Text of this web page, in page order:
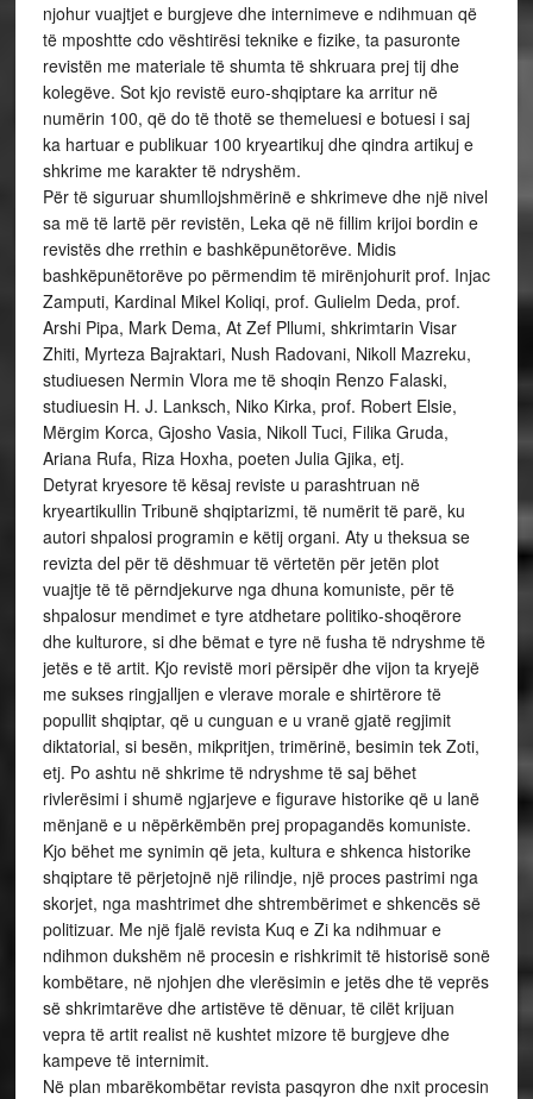
njohur vuajtjet e burgjeve dhe internimeve e ndihmuan që
të mposhtte cdo vështirësi teknike e fizike, ta pasuronte
revistën me materiale të shumta të shkruara prej tij dhe
kolegëve. Sot kjo revistë euro-shqiptare ka arritur në
numërin 100, që do të thotë se themeluesi e botuesi i saj
ka hartuar e publikuar 100 kryeartikuj dhe qindra artikuj e
shkrime me karakter të ndryshëm.
Për të siguruar shumllojshmërinë e shkrimeve dhe një nivel
sa më të lartë për revistën, Leka që në fillim krijoi bordin e
revistës dhe rrethin e bashkëpunëtorëve. Midis
bashkëpunëtorëve po përmendim të mirënjohurit prof. Injac
Zamputi, Kardinal Mikel Koliqi, prof. Gulielm Deda, prof.
Arshi Pipa, Mark Dema, At Zef Pllumi, shkrimtarin Visar
Zhiti, Myrteza Bajraktari, Nush Radovani, Nikoll Mazreku,
studiuesen Nermin Vlora me të shoqin Renzo Falaski,
studiuesin H. J. Lanksch, Niko Kirka, prof. Robert Elsie,
Mërgim Korca, Gjosho Vasia, Nikoll Tuci, Filika Gruda,
Ariana Rufa, Riza Hoxha, poeten Julia Gjika, etj.
Detyrat kryesore të kësaj reviste u parashtruan në
kryeartikullin Tribunë shqiptarizmi, të numërit të parë, ku
autori shpalosi programin e këtij organi. Aty u theksua se
revizta del për të dëshmuar të vërtetën për jetën plot
vuajtje të të përndjekurve nga dhuna komuniste, për të
shpalosur mendimet e tyre atdhetare politiko-shoqërore
dhe kulturore, si dhe bëmat e tyre në fusha të ndryshme të
jetës e të artit. Kjo revistë mori përsipër dhe vijon ta kryejë
me sukses ringjalljen e vlerave morale e shirtërore të
popullit shqiptar, që u cunguan e u vranë gjatë regjimit
diktatorial, si besën, mikpritjen, trimërinë, besimin tek Zoti,
etj. Po ashtu në shkrime të ndryshme të saj bëhet
rivlerësimi i shumë ngjarjeve e figurave historike që u lanë
mënjanë e u nëpërkëmbën prej propagandës komuniste.
Kjo bëhet me synimin që jeta, kultura e shkenca historike
shqiptare të përjetojnë një rilindje, një proces pastrimi nga
skorjet, nga mashtrimet dhe shtrembërimet e shkencës së
politizuar. Me një fjalë revista Kuq e Zi ka ndihmuar e
ndihmon dukshëm në procesin e rishkrimit të historisë sonë
kombëtare, në njohjen dhe vlerësimin e jetës dhe të veprës
së shkrimtarëve dhe artistëve të dënuar, të cilët krijuan
vepra të artit realist në kushtet mizore të burgjeve dhe
kampeve të internimit.
Në plan mbarëkombëtar revista pasqyron dhe nxit procesin